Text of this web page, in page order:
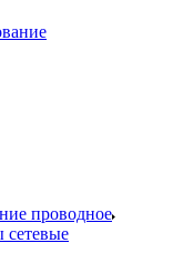
проводное
сетевые